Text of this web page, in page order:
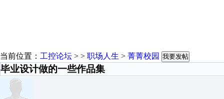
当前位置： 工控论坛 > > 职场人生 > 菁菁校园 我要发帖
毕业设计做的一些作品集